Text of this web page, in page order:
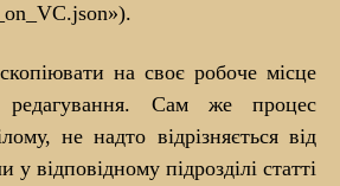
на своє робоче місце
редагування. Сам же процес
не надто відрізняється від
відповідному підрозділі статті